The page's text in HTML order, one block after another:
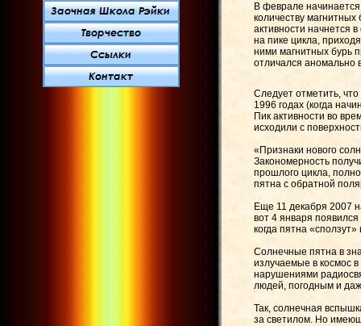
В феврале
количеству
активности начнется
на пике цикла,
ними магнитных бурь
отличался аномально
Следует отметить,
1996 годах (когда
Пик активности во
исходили с
«Признаки нового
Закономерность
прошлого цикла,
пятна с обратной
Еще 11 декабря 2007
вот 4 января
когда пятна
Солнечные пятна в
излучаемые в космос
нарушениями
людей, погодным и
Так, солнечная
за светилом. Но